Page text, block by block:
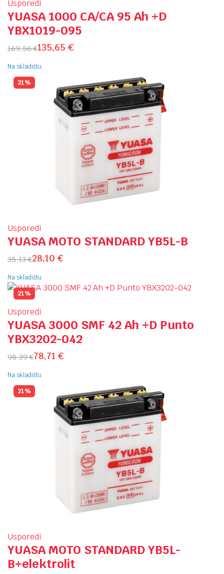
Usporedi
YUASA 1000 CA/CA 95 Ah +D
YBX1019-095
169,56€135,65 €
Na skladištu
21%
Usporedi
YUASA MOTO STANDARD YB5L-B
35,13€28,10 €
Na skladištu
21%
Usporedi
YUASA 3000 SMF 42 Ah +D Punto
YBX3202-042
98,39€78,71 €
Na skladištu
21%
Usporedi
YUASA MOTO STANDARD YB5L-
B+elektrolit